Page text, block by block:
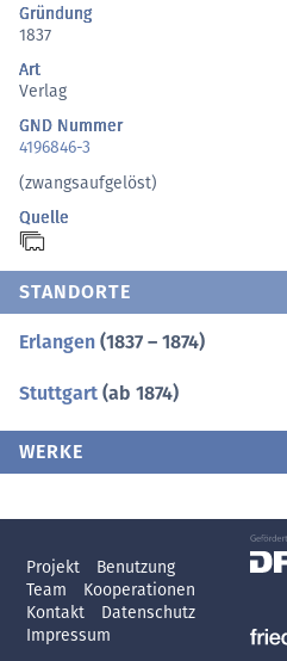
Gründung
1837
Art
Verlag
GND Nummer
4196846-3
(zwangsaufgelöst)
Quelle
STANDORTE
Erlangen (1837 – 1874)
Stuttgart (ab 1874)
WERKE
Projekt
Benutzung
Team
Kooperationen
Kontakt
Datenschutz
Impressum